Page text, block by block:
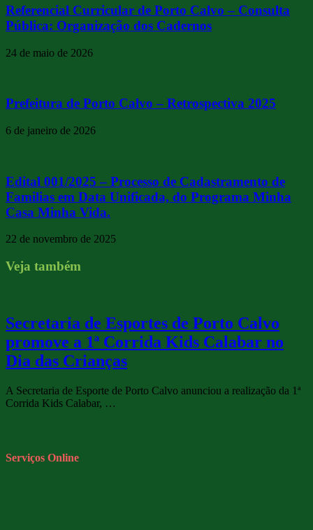
Referencial Curricular de Porto Calvo – Consulta
Pública: Organização dos Cadernos
24 de maio de 2026
Prefeitura de Porto Calvo – Retrospectiva 2025
6 de janeiro de 2026
Edital 001/2025 – Processo de Cadastramento de
Familias em Data Unificada, do Programa Minha
Casa Minha Vida.
22 de novembro de 2025
Veja também
Secretaria de Esportes de Porto Calvo
promove a 1ª Corrida Kids Calabar no
Dia das Crianças
A Secretaria de Esporte de Porto Calvo anunciou a realização da 1ª
Corrida Kids Calabar, …
Serviços Online